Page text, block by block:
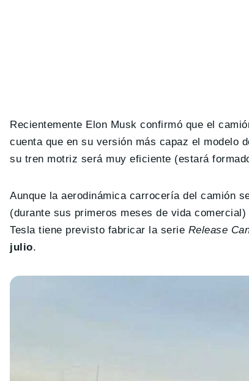
Recientemente Elon Musk confirmó que el
cuenta que en su versión más capaz el modelo
su tren motriz será muy eficiente (estará
Aunque la aerodinámica carrocería del camión
(durante sus primeros meses de vida
Tesla tiene previsto fabricar la serie Release
julio.